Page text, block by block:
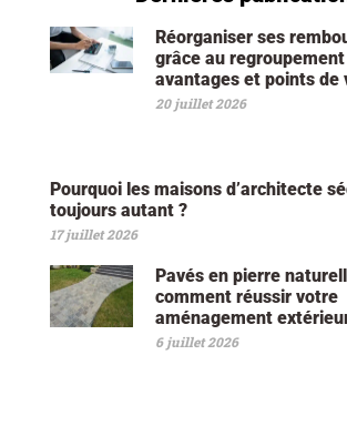
Réorganiser ses
grâce au
avantages et points de
20 juillet 2026
Pourquoi les maisons d’architecte
toujours autant ?
17 juillet 2026
Pavés en pierre
comment réussir votre
aménagement
6 juillet 2026